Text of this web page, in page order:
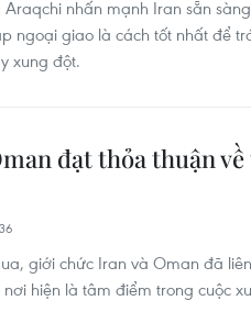
nhấn mạnh Iran sẵn
ngoại giao là cách tốt nhất để
xung đột.
đạt thỏa thuận
giới chức Iran và Oman đã
nơi hiện là tâm điểm trong cuộc